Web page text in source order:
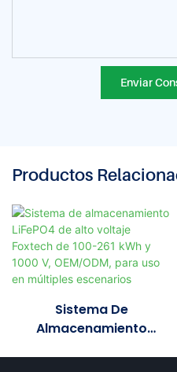
Enviar
Productos
Sistema De
Almacenamiento